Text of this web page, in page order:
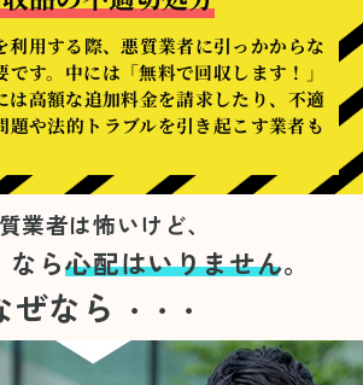
利用する際、悪質業者に引っかからな
す。中には「無料で回収します！」
は高額な追加料金を請求したり、不適
題や法的トラブルを引き起こす業者も
業者は怖いけど、
なら心配はいりません。
ぜなら ・・・